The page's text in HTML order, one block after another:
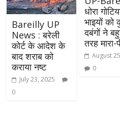
Bareilly UP
News : बरेली
कोर्ट के आदेश के
बाद शराब को
कराया नष्ट
July 23, 2025
0
धोरा
भाइयों
दबंगों ने
तरह मारा-
August
0